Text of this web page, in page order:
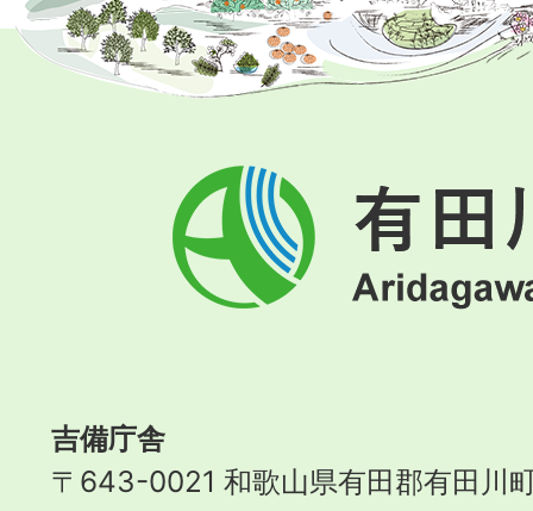
有
田
川
町
吉備庁舎
〒643-0021 和歌山県有田郡有田川